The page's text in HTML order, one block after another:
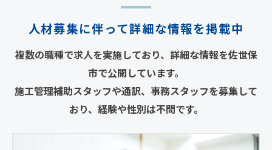
人材募集に伴って詳細な情報を掲載中
複数の職種で求人を実施しており、詳細な情報を佐世保
市で公開しています。
施工管理補助スタッフや通訳、事務スタッフを募集して
おり、経験や性別は不問です。